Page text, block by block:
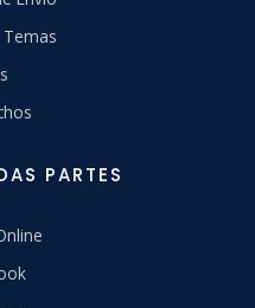
Temas
PARTES